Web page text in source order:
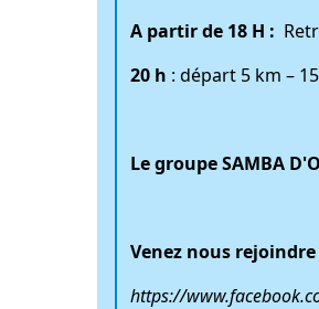
A partir de 18 H :
20 h : départ 5 km –
Le groupe SAMBA
Venez nous
https://